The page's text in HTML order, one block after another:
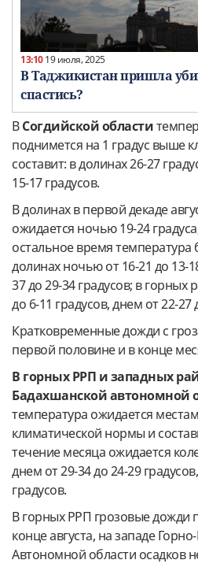
13:1019 июля, 2025
В Таджикистан пришла
спастись?
ВСогдийской области
поднимется на 1 градус выше
составит: в долинах 26-27
15-17 градусов.
В долинах в первой декаде
ожидается ночью 19-24
остальное время температура
долинах ночью от 16-21 до 13-
37 до 29-34 градусов; в горных
до 6-11 градусов, днем от 22-27
Кратковременные дожди с
первой половине и в конце
В горных РРП и западных
Бадахшанской автономной
температура ожидается
климатической нормы и
течение месяца ожидается
днем от 29-34 до 24-29
градусов.
В горных РРП грозовые дожди
конце августа, на западе
Автономной области осадков